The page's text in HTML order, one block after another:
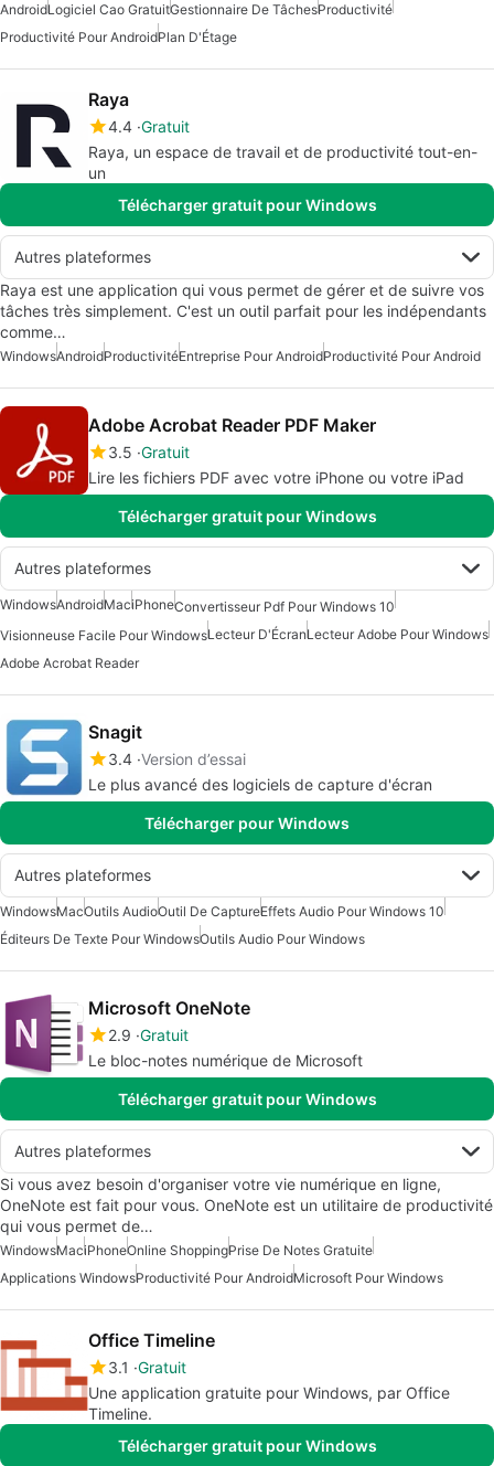
AndroidLogiciel Cao GratuitGestionnaire De TâchesProductivité
Productivité Pour AndroidPlan D'Étage
Raya
4.4 Gratuit
Raya, un espace de travail et de productivité tout-en-
un
Télécharger gratuit pour Windows
Autres plateformes
Raya est une application qui vous permet de gérer et de suivre vos
tâches très simplement. C'est un outil parfait pour les indépendants
comme…
WindowsAndroidProductivitéEntreprise Pour AndroidProductivité Pour Android
Adobe Acrobat Reader PDF Maker
3.5 Gratuit
Lire les fichiers PDF avec votre iPhone ou votre iPad
Télécharger gratuit pour Windows
Autres plateformes
WindowsAndroidMaciPhoneConvertisseur Pdf Pour Windows 10
Visionneuse Facile Pour WindowsLecteur D'ÉcranLecteur Adobe Pour Windows
Adobe Acrobat Reader
Snagit
3.4 Version d’essai
Le plus avancé des logiciels de capture d'écran
Télécharger pour Windows
Autres plateformes
WindowsMacOutils AudioOutil De CaptureEffets Audio Pour Windows 10
Éditeurs De Texte Pour WindowsOutils Audio Pour Windows
Microsoft OneNote
2.9 Gratuit
Le bloc-notes numérique de Microsoft
Télécharger gratuit pour Windows
Autres plateformes
Si vous avez besoin d'organiser votre vie numérique en ligne,
OneNote est fait pour vous. OneNote est un utilitaire de productivité
qui vous permet de…
WindowsMaciPhoneOnline ShoppingPrise De Notes Gratuite
Applications WindowsProductivité Pour AndroidMicrosoft Pour Windows
Office Timeline
3.1 Gratuit
Une application gratuite pour Windows, par Office
Timeline.
Télécharger gratuit pour Windows